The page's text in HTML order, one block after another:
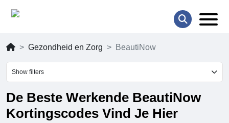
Gezondheid en Zorg BeautiNow
Show filters
De Beste Werkende BeautiNow
Kortingscodes Vind Je Hier